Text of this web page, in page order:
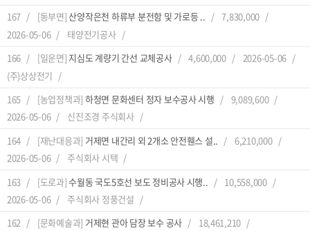
167
[동부면] 산양작은천 하류부 분전함 및 가로등 ..
7,830,000
2026-05-06
태양전기공사
166
[일운면] 지심도 계량기 간선 교체공사 4,600,000
2026-05-06
(주)상상전기
165
[농업정책과] 하청면 문화센터 정자 보수공사 시행
9,089,600
2026-05-06
신진조경 주식회사
164
[재난대응과] 거제면 내간리 외 2개소 안전휀스 설..
6,210,000
2026-05-06
주식회사 시텍
163
[도로과]수월동 국도5호선 보도 정비공사 시행..
10,558,000
2026-05-06
주식회사 정풍건설
162
[문화예술과] 거제현 관아 담장 보수 공사
18,461,210